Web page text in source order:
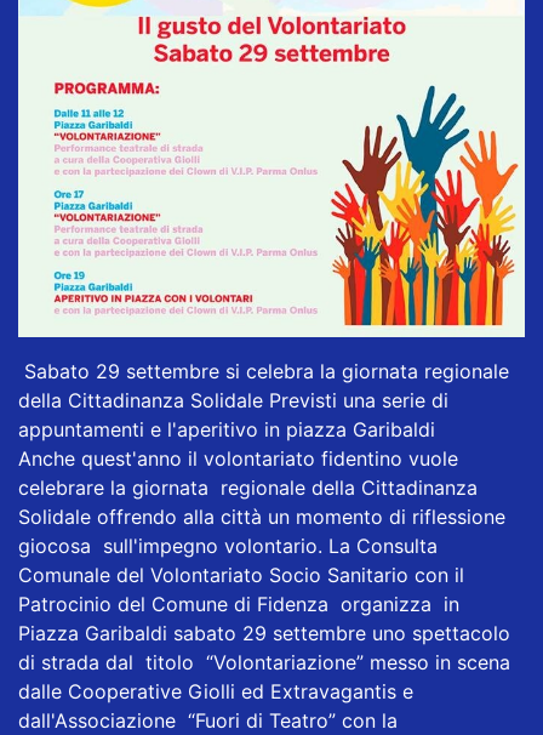
Sabato 29 settembre si celebra la giornata regionale
della Cittadinanza Solidale Previsti una serie di
appuntamenti e l'aperitivo in piazza Garibaldi
Anche quest'anno il volontariato fidentino vuole
celebrare la giornata regionale della Cittadinanza
Solidale offrendo alla città un momento di riflessione
giocosa sull'impegno volontario. La Consulta
Comunale del Volontariato Socio Sanitario con il
Patrocinio del Comune di Fidenza organizza in
Piazza Garibaldi sabato 29 settembre uno spettacolo
di strada dal titolo “Volontariazione” messo in scena
dalle Cooperative Giolli ed Extravagantis e
dall'Associazione “Fuori di Teatro” con la